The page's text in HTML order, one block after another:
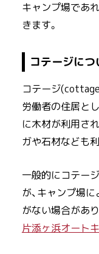
キャンプ場であれ
きます。
コテージにつ
コテージ
労働者の住居と
に木材が利用さ
ガや石材なども
一般的にコテー
が、キャンプ場
がない場合があ
片添ヶ浜オート